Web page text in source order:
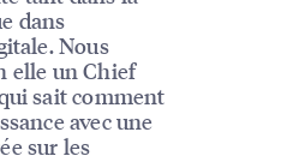
dans
Nous
elle un Chief
sait comment
avec une
sur les